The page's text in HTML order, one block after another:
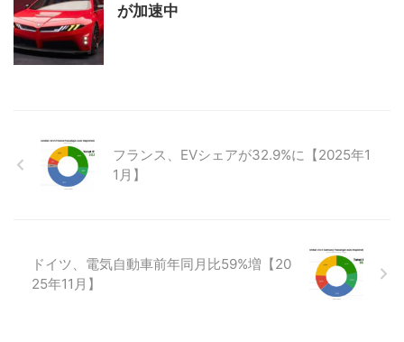
が加速中
フランス、EVシェアが32.9%に【2025年1
1月】
ドイツ、電気自動車前年同月比59%増【20
25年11月】